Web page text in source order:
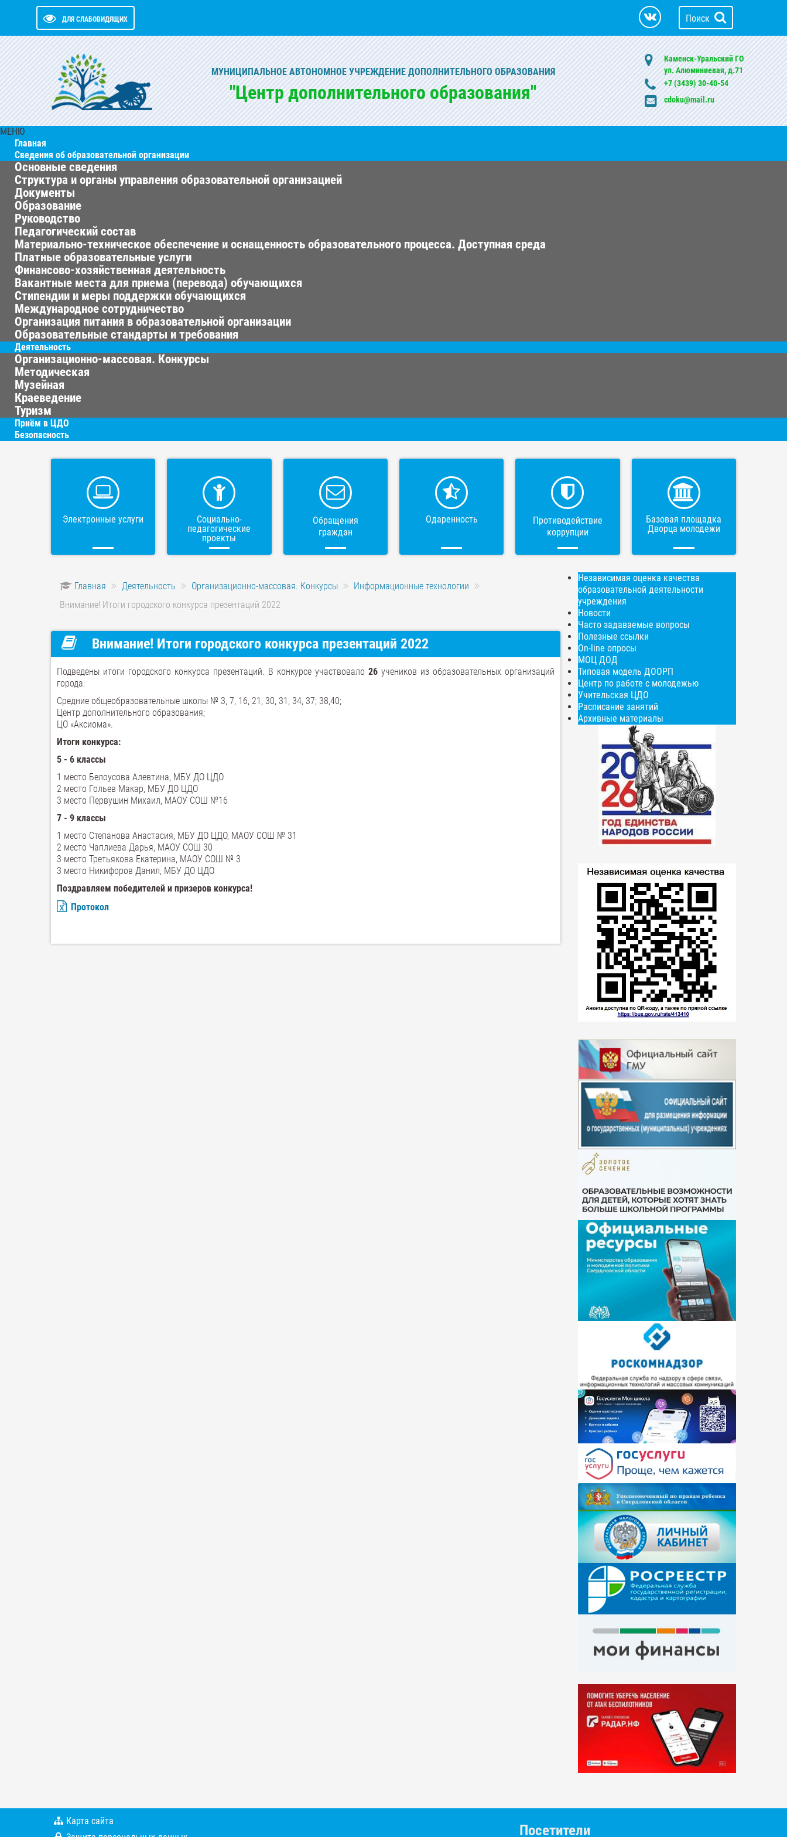
ДЛЯ СЛАБОВИДЯЩИХ Поиск
МУНИЦИПАЛЬНОЕ АВТОНОМНОЕ УЧРЕЖДЕНИЕ ДОПОЛНИТЕЛЬНОГО ОБРАЗОВАНИЯ
"Центр дополнительного образования"
Каменск-Уральский ГО
ул. Алюминиевая, д.71
+7 (3439) 30-40-54
cdoku@mail.ru
МЕНЮ
Главная
Сведения об образовательной организации
Основные сведения
Структура и органы управления образовательной организацией
Документы
Образование
Руководство
Педагогический состав
Материально-техническое обеспечение и оснащенность образовательного процесса. Доступная среда
Платные образовательные услуги
Финансово-хозяйственная деятельность
Вакантные места для приема (перевода) обучающихся
Стипендии и меры поддержки обучающихся
Международное сотрудничество
Организация питания в образовательной организации
Образовательные стандарты и требования
Деятельность
Организационно-массовая. Конкурсы
Методическая
Музейная
Краеведение
Туризм
Приём в ЦДО
Безопасность
Электронные услуги
Социально-
педагогические
проекты
Обращения
граждан
Одаренность
Противодействие
коррупции
Базовая площадка
Дворца молодежи
Главная Деятельность Организационно-массовая. Конкурсы
Информационные технологии
Внимание! Итоги городского конкурса презентаций 2022
Внимание! Итоги городского конкурса презентаций 2022
Подведены итоги городского конкурса презентаций. В конкурсе участвовало 26 учеников из образовательных организаций
города:
Средние общеобразовательные школы № 3, 7, 16, 21, 30, 31, 34, 37; 38,40;
Центр дополнительного образования;
ЦО «Аксиома».
Итоги конкурса:
5 - 6 классы
1 место Белоусова Алевтина, МБУ ДО ЦДО
2 место Гольев Макар, МБУ ДО ЦДО
3 место Первушин Михаил, МАОУ СОШ №16
7 - 9 классы
1 место Степанова Анастасия, МБУ ДО ЦДО, МАОУ СОШ № 31
2 место Чаплиева Дарья, МАОУ СОШ 30
3 место Третьякова Екатерина, МАОУ СОШ № 3
3 место Никифоров Данил, МБУ ДО ЦДО
Поздравляем победителей и призеров конкурса!
Протокол
Независимая оценка качества
образовательной деятельности
учреждения
Новости
Часто задаваемые вопросы
Полезные ссылки
On-line опросы
МОЦ ДОД
Типовая модель ДООРП
Центр по работе с молодежью
Учительская ЦДО
Расписание занятий
Архивные материалы
Карта сайта
Посетители